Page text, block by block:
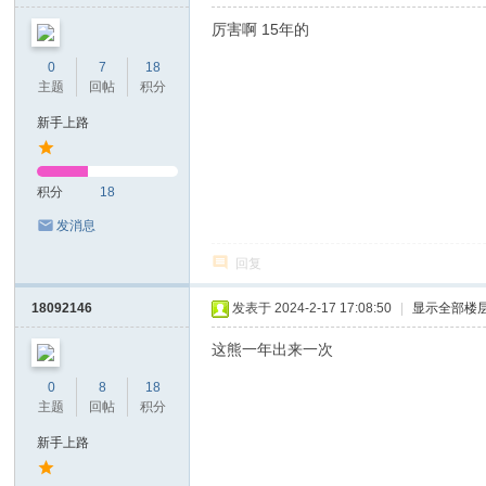
0
主题
7
回帖
18
积分
新手上路
积分 18
发消息
厉害啊 15年的
回复
18092146
0
主题
8
回帖
18
积分
新手上路
发表于 2024-2-17 17:08:50 显示全部楼
这熊一年出来一次